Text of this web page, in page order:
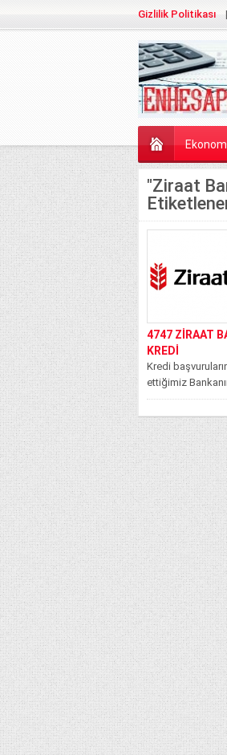
Gizlilik Politikası
"Ziraat
4747 ZİRAAT
KREDİ
Kredi
ettiğimiz
gitmemize gerek
hemen hemen